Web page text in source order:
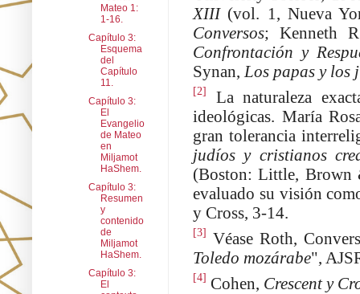
XIII(vol. 1, Nueva
Conversos; Kenneth
Confrontación y
Synan, Los papas y los
[2]
La naturaleza
ideológicas. María
gran tolerancia
judíos y cristianos
(Boston: Little, Brown
evaluado su visión
y Cross, 3-14.
[3] Véase Roth,
Toledo mozárabe",
[4] Cohen, Crescent y
Mateo 1:
1-16.
Capítulo 3:
Esquema
del
Capítulo
11.
Capítulo 3:
El
Evangelio
de Mateo
en
Miljamot
HaShem.
Capítulo 3:
Resumen
y
contenido
de
Miljamot
HaShem.
Capítulo 3:
El